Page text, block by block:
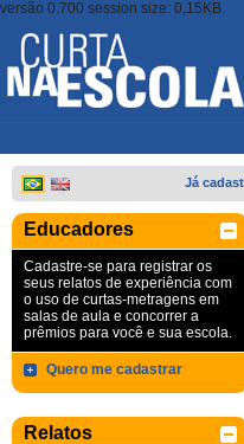
versão 0.700 session size: 0,15KB
Já
Educadores
Cadastre-se para registrar os
seus relatos de experiência com
o uso de curtas-metragens em
salas de aula e concorrer a
prêmios para você e sua escola.
Quero me cadastrar
Relatos